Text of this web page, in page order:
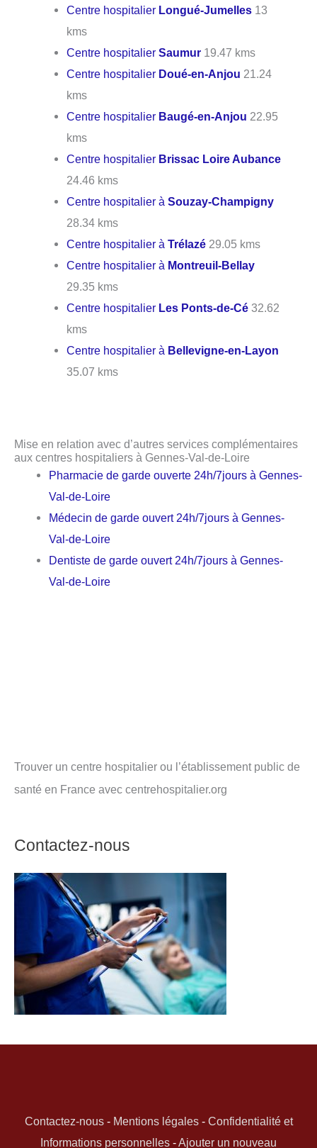
Centre hospitalier Longué-Jumelles 13
kms
Centre hospitalierSaumur 19.47 kms
Centre hospitalier Doué-en-Anjou 21.24
kms
Centre hospitalier Baugé-en-Anjou 22.95
kms
Centre hospitalier Brissac Loire Aubance
24.46 kms
Centre hospitalier àSouzay-Champigny
28.34 kms
Centre hospitalier àTrélazé 29.05 kms
Centre hospitalier à Montreuil-Bellay
29.35 kms
Centre hospitalier Les Ponts-de-Cé 32.62
kms
Centre hospitalier à Bellevigne-en-Layon
35.07 kms
Mise en relation avec d’autres services complémentaires
aux centres hospitaliers à Gennes-Val-de-Loire
Pharmacie de garde ouverte 24h/7jours à Gennes-
Val-de-Loire
Médecin de garde ouvert 24h/7jours à Gennes-
Val-de-Loire
Dentiste de garde ouvert 24h/7jours à Gennes-
Val-de-Loire
Trouver un centre hospitalier ou l’établissement public de
santé en France avec centrehospitalier.org
Contactez-nous
Contactez-nous- Mentions légales- Confidentialité et
Informations personnelles -Ajouter un nouveau